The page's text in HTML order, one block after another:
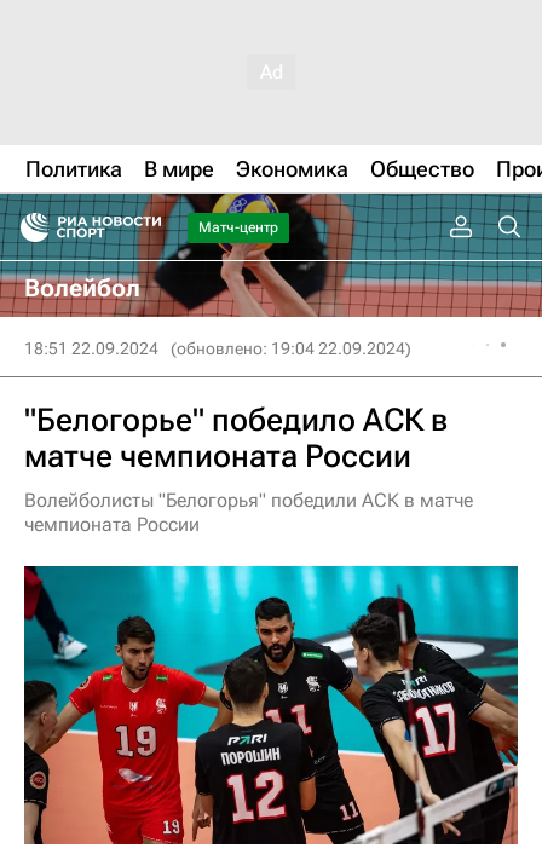
Политика В мире Экономика Общество
Матч-центр
Волейбол
18:51 22.09.2024 (обновлено: 19:04 22.09.2024)
"Белогорье" победило АСК в
матче чемпионата России
Волейболисты "Белогорья" победили АСК в матче
чемпионата России